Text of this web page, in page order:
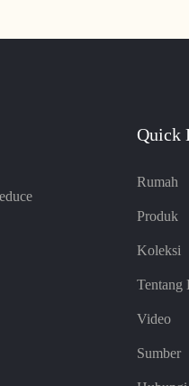
Quick
Rumah
Produk
Koleksi
Tentang
Video
Sumber